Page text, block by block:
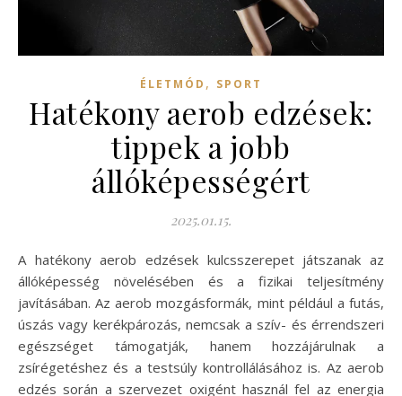
ÉLETMÓD , SPORT
Hatékony aerob edzések:
tippek a jobb
állóképességért
2025.01.15.
A hatékony aerob edzések kulcsszerepet játszanak az
állóképesség növelésében és a fizikai teljesítmény
javításában. Az aerob mozgásformák, mint például a futás,
úszás vagy kerékpározás, nemcsak a szív- és érrendszeri
egészséget támogatják, hanem hozzájárulnak a
zsírégetéshez és a testsúly kontrollálásához is. Az aerob
edzés során a szervezet oxigént használ fel az energia